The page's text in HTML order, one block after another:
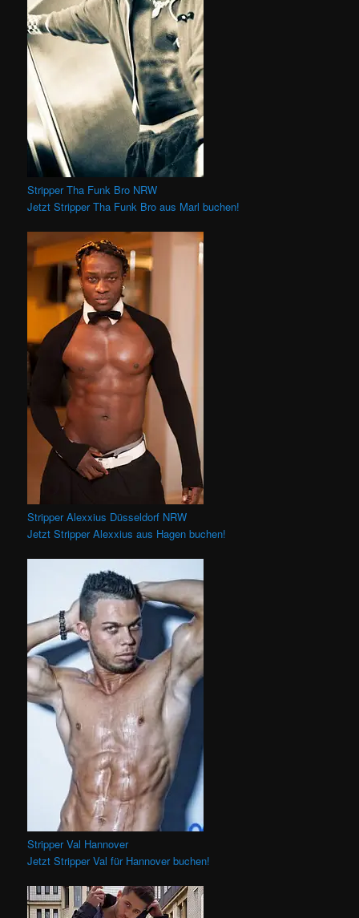
Stripper Tha Funk Bro NRW
Jetzt Stripper Tha Funk Bro aus Marl buchen!
Stripper Alexxius Düsseldorf NRW
Jetzt Stripper Alexxius aus Hagen buchen!
Stripper Val Hannover
Jetzt Stripper Val für Hannover buchen!